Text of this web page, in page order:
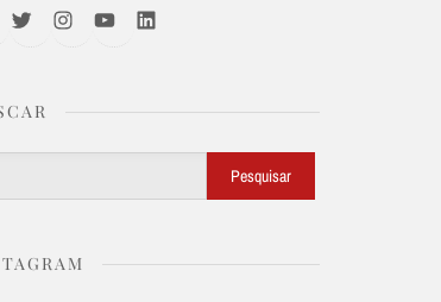
TwitterInstagramYoutubeLinkedIn
Pesquisar